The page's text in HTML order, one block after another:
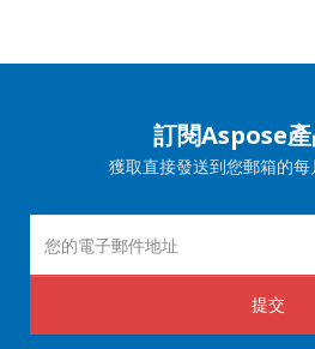
訂閱Aspose
獲取直接發送到您郵箱的每
提交